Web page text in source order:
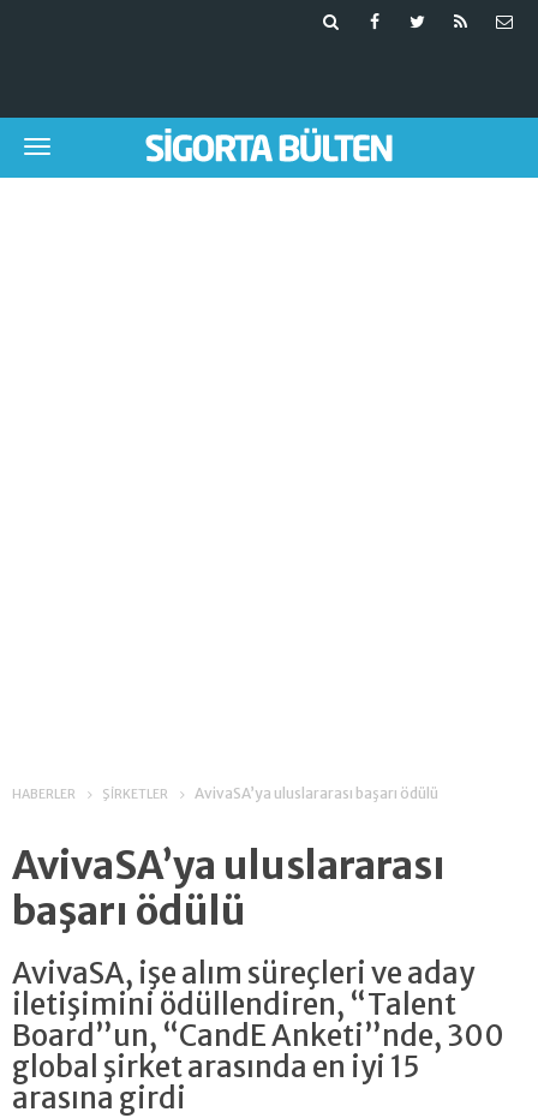
HABERLER ŞİRKETLER AvivaSA’ya uluslararası başarı ödülü
AvivaSA’ya uluslararası
başarı ödülü
AvivaSA, işe alım süreçleri ve aday
iletişimini ödüllendiren, “Talent
Board”un, “CandE Anketi”nde, 300
global şirket arasında en iyi 15
arasına girdi